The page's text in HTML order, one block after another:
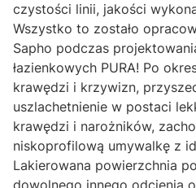
czystości linii, jakości
Wszystko to zostało
Sapho podczas
łazienkowych PURA! Po
krawędzi i krzywizn,
uszlachetnienie w postaci
krawędzi i narożników,
niskoprofilową umywalkę z
Lakierowana powierzchnia
dowolnego innego odcienia